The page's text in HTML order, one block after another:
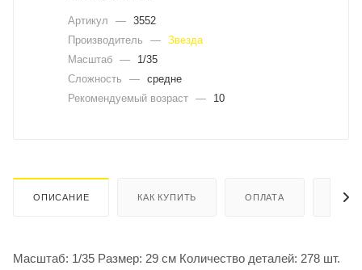
Артикул — 3552
Производитель
— Звезда
Масштаб —
1/35
Сложность
— средне
Рекомендуемый возраст — 10
ОПИСАНИЕ КАК КУПИТЬ ОПЛАТА
Масштаб: 1/35 Размер: 29 см Количество деталей: 278 шт.